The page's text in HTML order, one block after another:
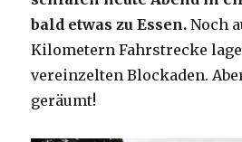
bald etwas zu Essen. Noch
Kilometern Fahrstrecke
vereinzelten Blockaden.
geräumt!